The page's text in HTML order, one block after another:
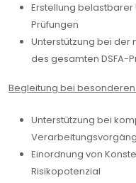
Erstellung
Prüfungen
Unterstützung bei der
des gesamten DSFA-
Begleitung bei
Unterstützung bei
Einordnung von
Risikopotenzial